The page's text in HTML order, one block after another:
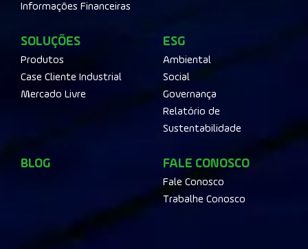
Informações Financeiras
SOLUÇÕES
Produtos
Case Cliente Industrial
Mercado Livre
ESG
Ambiental
Social
Governança
Relatório de
Sustentabilidade
BLOG FALE CONOSCO
Fale Conosco
Trabalhe Conosco